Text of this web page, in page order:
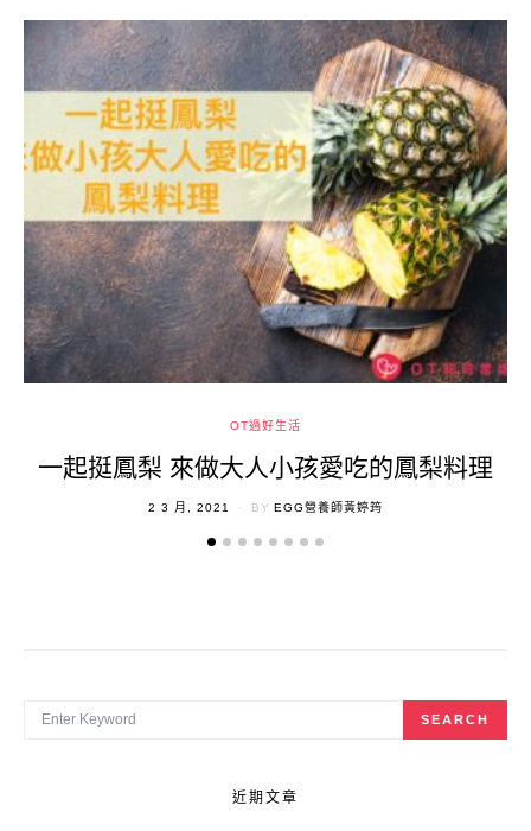
OT過好生活
一起挺鳳梨 來做大人小孩愛吃的鳳梨料理
POSTED
2 3 月, 2021 BY EGG營養師黃婷筠
SEARCH
近期文章